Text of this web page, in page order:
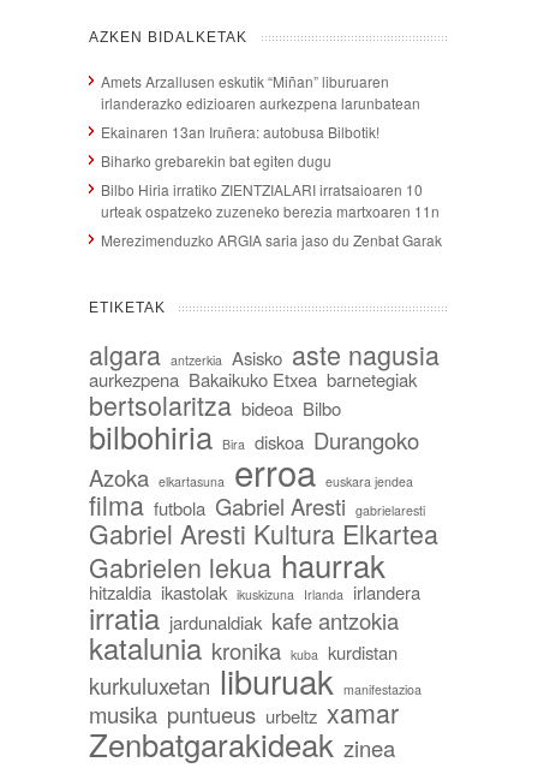
AZKEN BIDALKETAK
Amets Arzallusen eskutik “Miñan” liburuaren
irlanderazko edizioaren aurkezpena larunbatean
Ekainaren 13an Iruñera: autobusa Bilbotik!
Biharko grebarekin bat egiten dugu
Bilbo Hiria irratiko ZIENTZIALARI irratsaioaren 10
urteak ospatzeko zuzeneko berezia martxoaren 11n
Merezimenduzko ARGIA saria jaso du Zenbat Garak
ETIKETAK
algara antzerkia Asisko aste nagusia
aurkezpena Bakaikuko Etxea barnetegiak
bertsolaritza bideoa Bilbo
bilbohiria Bira diskoa Durangoko
Azoka elkartasuna erroa euskara jendea
filma futbola Gabriel Aresti gabrielaresti
Gabriel Aresti Kultura Elkartea
Gabrielen lekua haurrak
hitzaldia ikastolak ikuskizuna Irlanda irlandera
irratia jardunaldiak kafe antzokia
katalunia kronika kuba kurdistan
kurkuluxetan liburuak manifestazioa
musika puntueus urbeltz xamar
Zenbatgarakideak zinea